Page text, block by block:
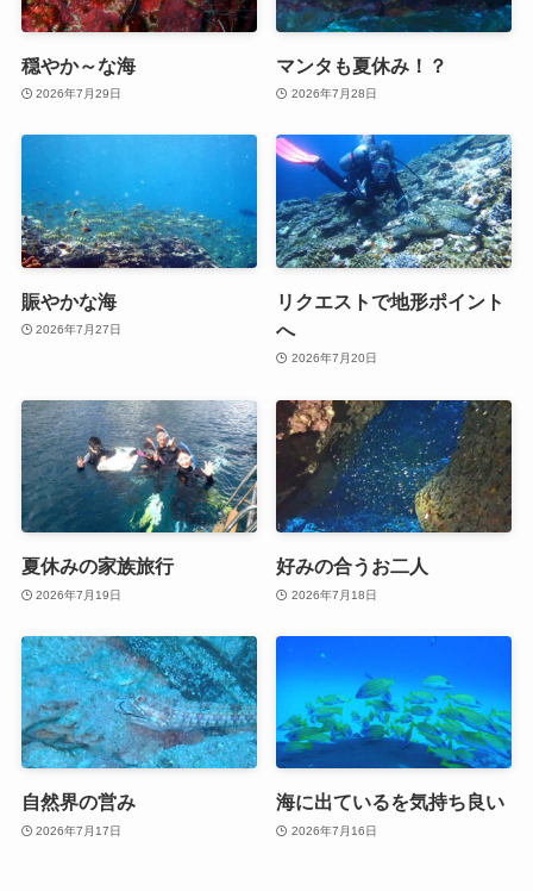
穏やか～な海
2026年7月29日
マンタも夏休み！？
2026年7月28日
賑やかな海
2026年7月27日
リクエストで地形ポイント
へ
2026年7月20日
夏休みの家族旅行
2026年7月19日
好みの合うお二人
2026年7月18日
自然界の営み
2026年7月17日
海に出ているを気持ち良い
2026年7月16日